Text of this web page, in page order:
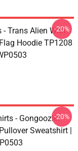
- Trans Alien With
Hoodie TP1208
-20%
- Gongoozler
Sweatshirt |
-20%